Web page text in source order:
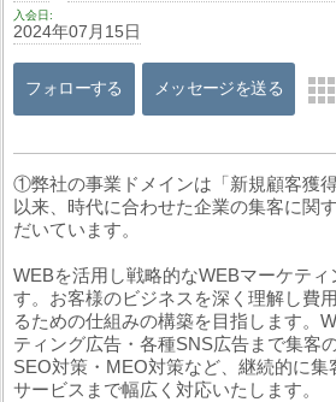
入会日
2024年07月15日
フォローする メッセージを送る
①弊社の事業ドメインは「新規顧客獲
以来、時代に合わせた企業の集客に関
だいています。
WEBを活用し戦略的なWEBマーケティ
す。お客様のビジネスを深く理解し費
るための仕組みの構築を目指します。
ティング広告・各種SNS広告まで集客
SEO対策・MEO対策など、継続的に集
サービスまで幅広く対応いたします。